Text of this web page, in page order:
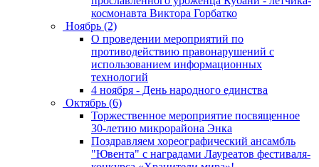
космонавта Виктора Горбатко
Ноябрь (2)
О проведении мероприятий по
противодействию правонарушений с
использованием информационных
технологий
4 ноября - День народного единства
Октябрь (6)
Торжественное мероприятие посвященное
30-летию микрорайона Энка
Поздравляем хореографический ансамбль
"Ювента" с наградами Лауреатов фестиваля-